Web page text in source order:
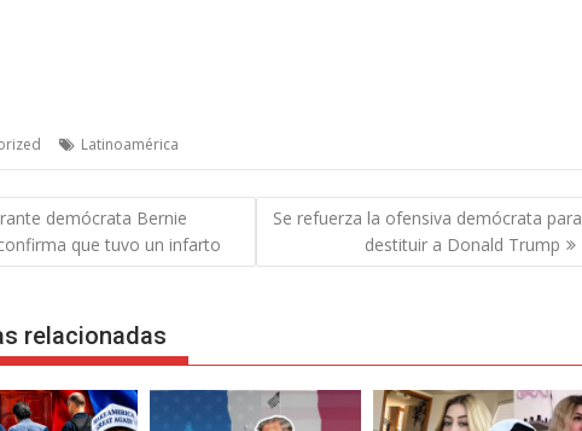
Latinoamérica
demócrata Bernie
que tuvo un infarto
Se refuerza la ofensiva demócrata para
destituir a Donald Trump
relacionadas